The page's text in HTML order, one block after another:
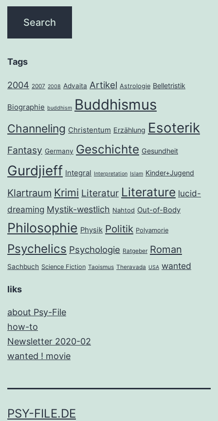
Tags
2004 2007 2008 Advaita Artikel Astrologie Belletristik
Biographie buddhism Buddhismus
Channeling Christentum Erzählung Esoterik
Fantasy Germany Geschichte Gesundheit
Gurdjieff Integral Interpretation Islam Kinder+Jugend
Klartraum Krimi Literatur Literature lucid-
dreaming Mystik-westlich Nahtod Out-of-Body
Philosophie Physik Politik Polyamorie
Psychelics Psychologie Ratgeber Roman
Sachbuch Science Fiction Taoismus Theravada USA wanted
liks
about Psy-File
how-to
Newsletter 2020-02
wanted ! movie
PSY-FILE.DE